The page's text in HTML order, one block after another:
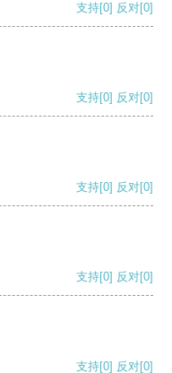
支持[0] 反对[0]
支持[0] 反对[0]
支持[0] 反对[0]
支持[0] 反对[0]
支持[0] 反对[0]